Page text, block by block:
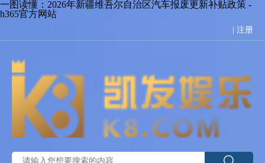
一图读懂：2026年新疆维吾尔自治区汽车报废更新补贴政策 -
h365官方网站
注册